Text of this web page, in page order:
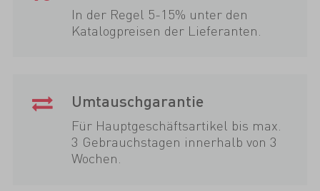
In der Regel 5-15% unter den
Katalogpreisen der Lieferanten.
Umtauschgarantie
Für Hauptgeschäftsartikel bis max.
3 Gebrauchstagen innerhalb von 3
Wochen.